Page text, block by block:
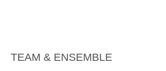
TEAM & ENSEMBLE